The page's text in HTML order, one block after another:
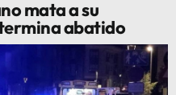
mata a su
abatido